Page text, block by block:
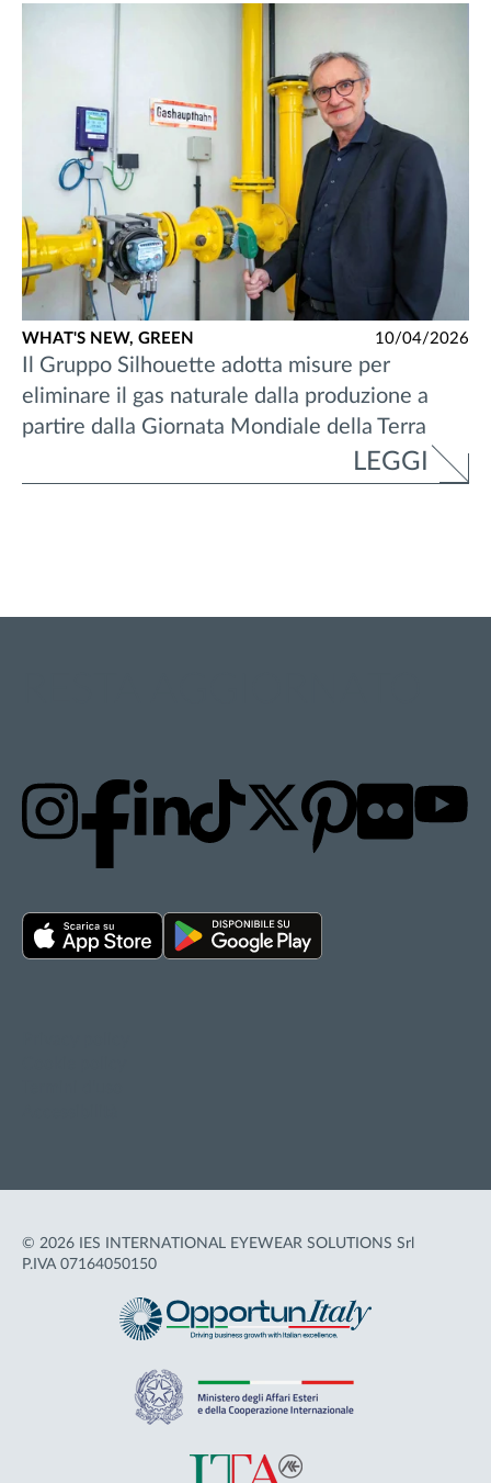
WHAT'S NEW, GREEN 10/04/2026
Il Gruppo Silhouette adotta misure per
eliminare il gas naturale dalla produzione a
partire dalla Giornata Mondiale della Terra
LEGGI
© 2026 IES INTERNATIONAL EYEWEAR SOLUTIONS Srl
P.IVA 07164050150